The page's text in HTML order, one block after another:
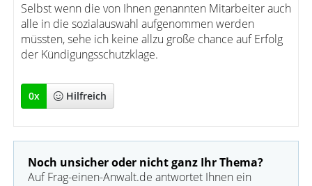
Selbst wenn die von Ihnen genannten Mitarbeiter auch
alle in die sozialauswahl aufgenommen werden
müssten, sehe ich keine allzu große chance auf Erfolg
der Kündigungsschutzklage.
0x Hilfreich
Noch unsicher oder nicht ganz Ihr Thema?
Auf Frag-einen-Anwalt.de antwortet Ihnen ein